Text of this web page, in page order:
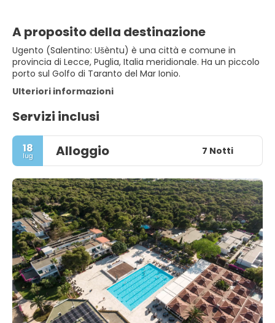
A proposito della destinazione
Ugento (Salentino: Ušèntu) è una città e comune in
provincia di Lecce, Puglia, Italia meridionale. Ha un piccolo
porto sul Golfo di Taranto del Mar Ionio.
Ulteriori informazioni
Servizi inclusi
18
lug Alloggio 7 Notti